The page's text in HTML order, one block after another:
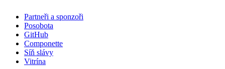
Partneři a sponzoři
Posobota
GitHub
Componette
Síň slávy
Vitrína